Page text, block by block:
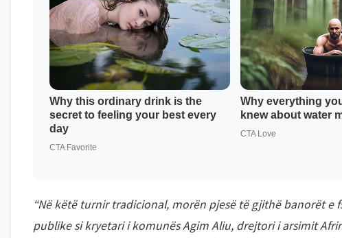
“Në këtë turnir tradicional, morën pjesë të gjithë banorët
publike si kryetari i komunës Agim Aliu, drejtori i arsimit